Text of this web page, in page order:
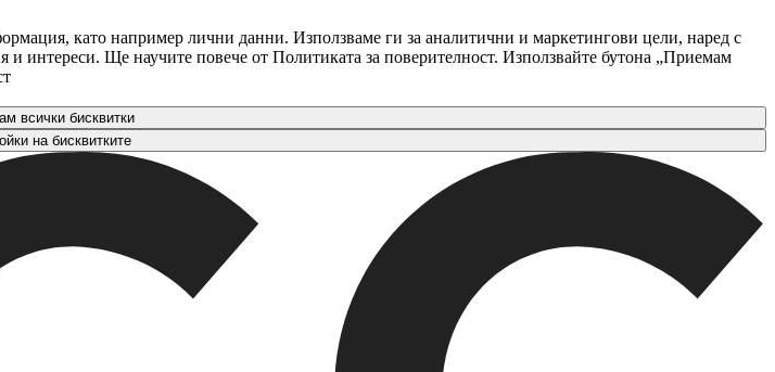
като например лични данни. Използваме ги за аналитични и маркетингови цели, наред с
интереси. Ще научите повече от Политиката за поверителност. Използвайте бутона „Приемам
всички бисквитки
на бисквитките